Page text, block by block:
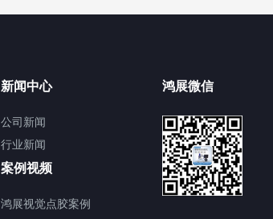
新闻中心
公司新闻
行业新闻
案例视频
鸿展视觉点胶案例
鸿展微信